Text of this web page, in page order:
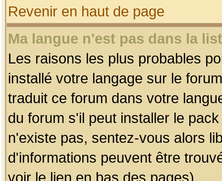
Revenir en haut de page
Ma langue n'est pas dans la
Les raisons les plus probables
installé votre langage sur le
traduit ce forum dans votre
du forum s'il peut installer le
n'existe pas, sentez-vous alors
d'informations peuvent être
voir le lien en bas des pages).